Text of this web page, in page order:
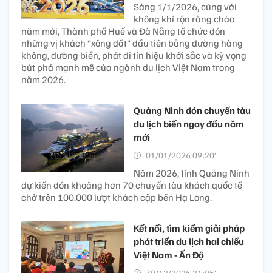
Sáng 1/1/2026, cùng với
không khí rộn ràng chào
năm mới, Thành phố Huế và Đà Nẵng tổ chức đón
những vị khách “xông đất” đầu tiên bằng đường hàng
không, đường biển, phát đi tín hiệu khởi sắc và kỳ vọng
bứt phá mạnh mẽ của ngành du lịch Việt Nam trong
năm 2026.
Quảng Ninh đón chuyến tàu
du lịch biển ngay đầu năm
mới
01/01/2026 09:20’
Năm 2026, tỉnh Quảng Ninh
dự kiến đón khoảng hơn 70 chuyến tàu khách quốc tế
chở trên 100.000 lượt khách cập bến Hạ Long.
Kết nối, tìm kiếm giải pháp
phát triển du lịch hai chiều
Việt Nam - Ấn Độ